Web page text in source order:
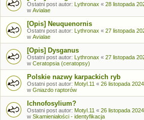
Ostatni post autor: Lythronax « 28 listopada
w Avialae
[Opis] Neuquenornis
Ostatni post autor: Lythronax « 27 listopada
w Avialae
[Opis] Dysganus
Ostatni post autor: Lythronax « 27 listopada
w Ceratopsia (ceratopsy)
Polskie nazwy karpackich ryb
Ostatni post autor: Motyl.11 « 26 listopada
w Gniazdo raptorów
Ichnofosylium?
Ostatni post autor: Motyl.11 « 26 listopada
w Skamieniałości - identyfikacja